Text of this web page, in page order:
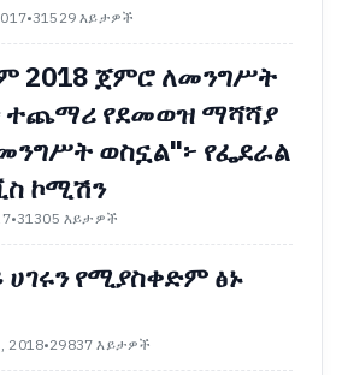
•31529 እይታዎች
2018 ጀምሮ ለመንግሥት
የደመወዝ ማሻሻያ
ወስኗል"፦ የፌደራል
ኮሚሽን
•31305 እይታዎች
ሀገሩን የሚያስቀድም ፅኑ
•29837 እይታዎች